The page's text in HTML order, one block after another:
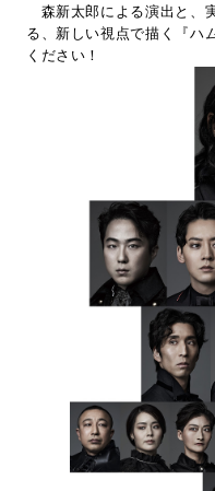
森新太郎による演出と、
る、新しい視点で描く『ハ
ください！